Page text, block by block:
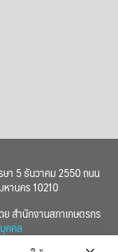
า 5 ธันวาคม 2550 ถนน
านคร 10210
สำนักงานสภาเกษตรกร
คคล